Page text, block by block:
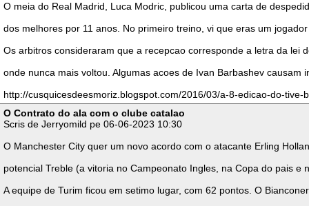
O meia do Real Madrid, Luca Modric, publicou uma carta de
dos melhores por 11 anos. No primeiro treino, vi que eras um
Os arbitros consideraram que a recepcao corresponde a letra da
onde nunca mais voltou. Algumas acoes de Ivan Barbashev
http://cusquicesdeesmoriz.blogspot.com/2016/03/a-8-edicao-do-tive-
O Contrato do ala com o clube catalao
Scris de Jerryomild pe 06-06-2023 10:30
O Manchester City quer um novo acordo com o atacante Erling
potencial Treble (a vitoria no Campeonato Ingles, na Copa do pais
A equipe de Turim ficou em setimo lugar, com 62 pontos. O